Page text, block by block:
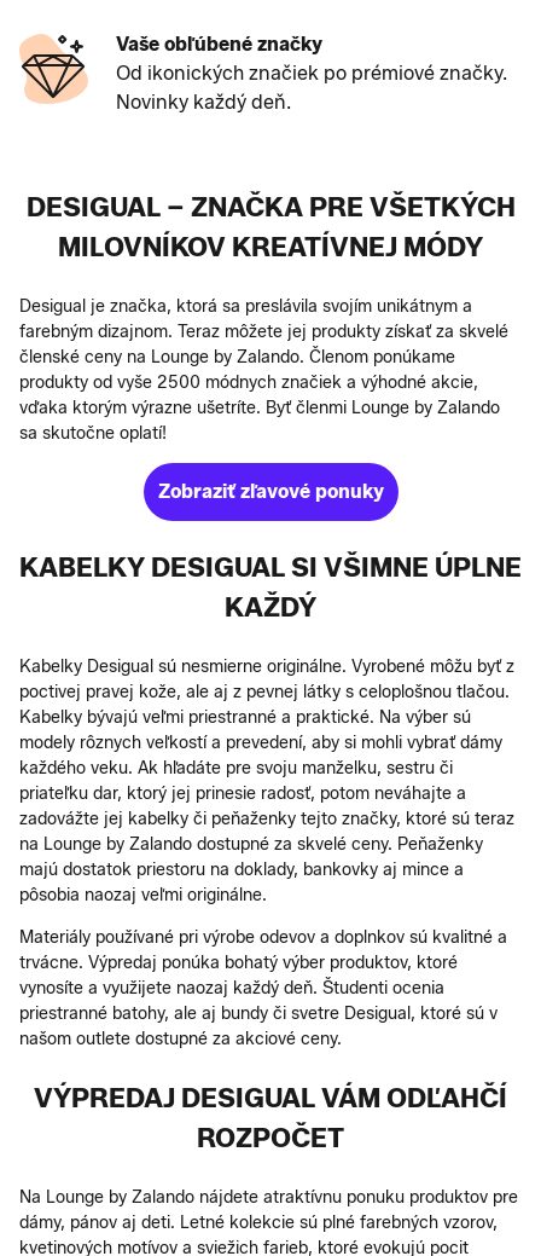
Vaše obľúbené značky
Od ikonických značiek po prémiové značky.
Novinky každý deň.
DESIGUAL – ZNAČKA PRE VŠETKÝCH
MILOVNÍKOV KREATÍVNEJ MÓDY
Desigual je značka, ktorá sa preslávila svojím unikátnym a
farebným dizajnom. Teraz môžete jej produkty získať za skvelé
členské ceny na Lounge by Zalando. Členom ponúkame
produkty od vyše 2500 módnych značiek a výhodné akcie,
vďaka ktorým výrazne ušetríte. Byť členmi Lounge by Zalando
sa skutočne oplatí!
Zobraziť zľavové ponuky
KABELKY DESIGUAL SI VŠIMNE ÚPLNE
KAŽDÝ
Kabelky Desigual sú nesmierne originálne. Vyrobené môžu byť z
poctivej pravej kože, ale aj z pevnej látky s celoplošnou tlačou.
Kabelky bývajú veľmi priestranné a praktické. Na výber sú
modely rôznych veľkostí a prevedení, aby si mohli vybrať dámy
každého veku. Ak hľadáte pre svoju manželku, sestru či
priateľku dar, ktorý jej prinesie radosť, potom neváhajte a
zadovážte jej kabelky či peňaženky tejto značky, ktoré sú teraz
na Lounge by Zalando dostupné za skvelé ceny. Peňaženky
majú dostatok priestoru na doklady, bankovky aj mince a
pôsobia naozaj veľmi originálne.
Materiály používané pri výrobe odevov a doplnkov sú kvalitné a
trvácne. Výpredaj ponúka bohatý výber produktov, ktoré
vynosíte a využijete naozaj každý deň. Študenti ocenia
priestranné batohy, ale aj bundy či svetre Desigual, ktoré sú v
našom outlete dostupné za akciové ceny.
VÝPREDAJ DESIGUAL VÁM ODĽAHČÍ
ROZPOČET
Na Lounge by Zalando nájdete atraktívnu ponuku produktov pre
dámy, pánov aj deti. Letné kolekcie sú plné farebných vzorov,
kvetinových motívov a sviežich farieb, ktoré evokujú pocit